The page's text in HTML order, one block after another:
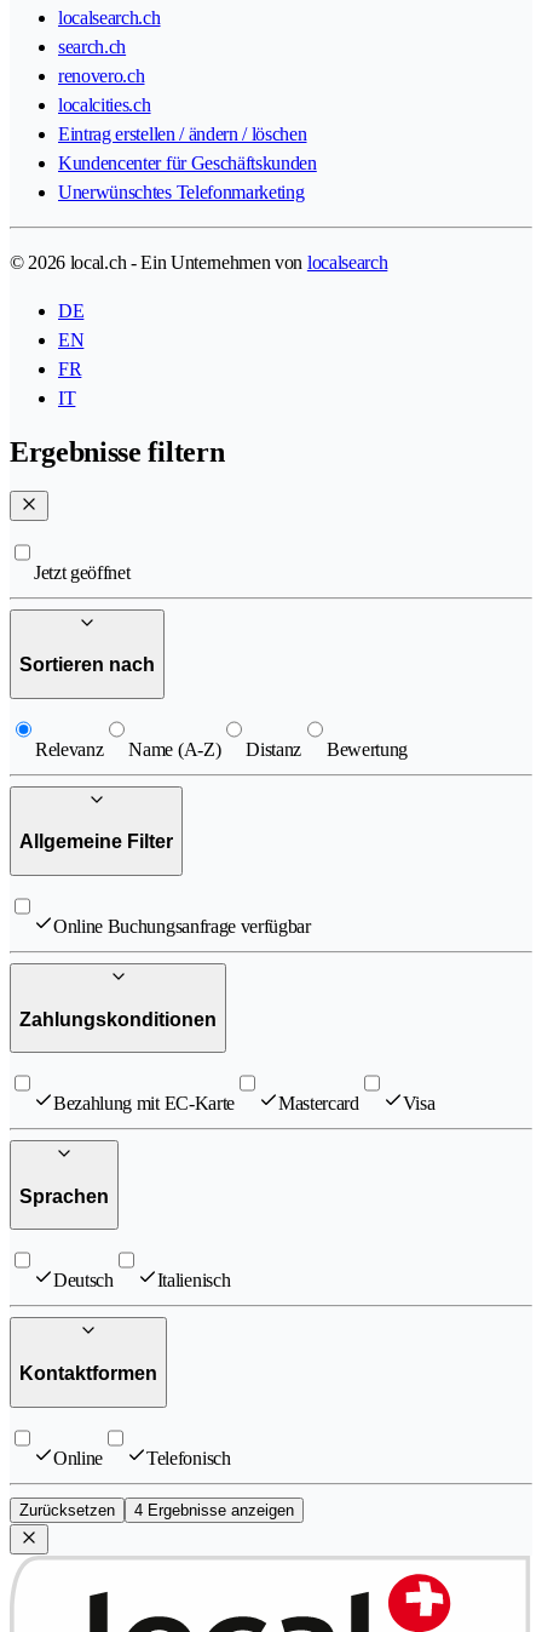
localsearch.ch
search.ch
renovero.ch
localcities.ch
Eintrag erstellen / ändern / löschen
Kundencenter für Geschäftskunden
Unerwünschtes Telefonmarketing
© 2026 local.ch - Ein Unternehmen von localsearch
DE
EN
FR
IT
Ergebnisse filtern
Jetzt geöffnet
Sortieren nach
Relevanz Name (A-Z) Distanz Bewertung
Allgemeine Filter
Online Buchungsanfrage verfügbar
Zahlungskonditionen
Bezahlung mit EC-Karte Mastercard Visa
Sprachen
Deutsch Italienisch
Kontaktformen
Online Telefonisch
Zurücksetzen 4 Ergebnisse anzeigen